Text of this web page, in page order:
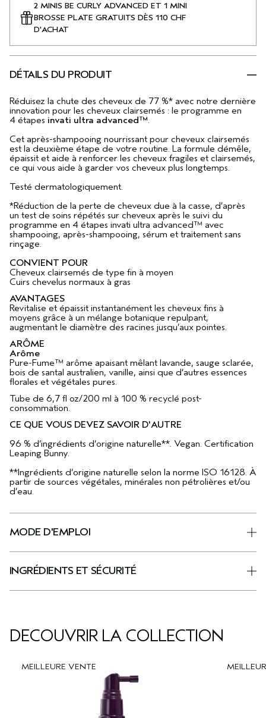
2 MINIS BE CURLY ADVANCED ET 1 MINI
BROSSE PLATE GRATUITS DÈS 110 CHF
D'ACHAT
DÉTAILS DU PRODUIT
Réduisez la chute des cheveux de 77 %* avec notre dernière
innovation pour les cheveux clairsemés : le programme en
4 étapes invati ultra advanced™.
Cet après-shampooing nourrissant pour cheveux clairsemés
est la deuxième étape de votre routine. La formule démêle,
épaissit et aide à renforcer les cheveux fragiles et clairsemés,
ce qui vous aide à garder vos cheveux plus longtemps.
Testé dermatologiquement.
*Réduction de la perte de cheveux due à la casse, d’après
un test de soins répétés sur cheveux après le suivi du
programme en 4 étapes invati ultra advanced™ avec
shampooing, après-shampooing, sérum et traitement sans
rinçage.
CONVIENT POUR
Cheveux clairsemés de type fin à moyen
Cuirs chevelus normaux à gras
AVANTAGES
Revitalise et épaissit instantanément les cheveux fins à
moyens grâce à un mélange botanique repulpant,
augmentant le diamètre des racines jusqu’aux pointes.
ARÔME
Arôme
Pure-Fume™ arôme apaisant mêlant lavande, sauge sclarée,
bois de santal australien, vanille, ainsi que d’autres essences
florales et végétales pures.
Tube de 6,7 fl oz/200 ml à 100 % recyclé post-
consommation.
CE QUE VOUS DEVEZ SAVOIR D'AUTRE
96 % d’ingrédients d’origine naturelle**. Vegan. Certification
Leaping Bunny.
**Ingrédients d’origine naturelle selon la norme ISO 16128. À
partir de sources végétales, minérales non pétrolières et/ou
d’eau.
MODE D'EMPLOI
INGRÉDIENTS ET SÉCURITÉ
DÉCOUVRIR LA COLLECTION
MEILLEURE VENTE